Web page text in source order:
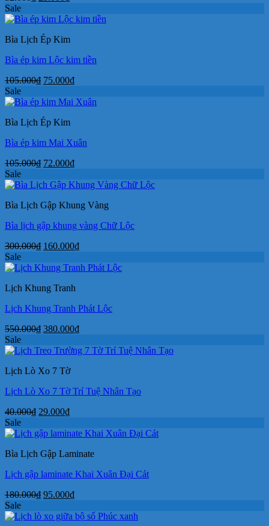
là:
tại
23.000₫.
Sale
Bìa Lịch Ép Kim
Bìa ép kim Lộc kim tiền
105.000₫ Giá
là:
75.000₫Giá
tại
Sale
Bìa Lịch Ép Kim
Bìa ép kim Mai Xuân
105.000₫ Giá
là:
72.000₫Giá
tại
72.000₫.
Sale
Bìa Lịch Gập Khung Vàng
Bìa lịch gập khung vàng Chữ Lộc
300.000₫ Giá
là:
160.000₫Giá
tại
Sale
Lịch Khung Tranh
Lịch Khung Tranh Phát Lộc
550.000₫ Giá
là:
380.000₫Giá
tại
Sale
Lịch Lò Xo 7 Tờ
Lịch Lò Xo 7 Tờ Trí Tuệ Nhân Tạo
40.000₫ Giá
là:
29.000₫Giá
tại
29.000₫.
Sale
Bìa Lịch Gập Laminate
Lịch gập laminate Khai Xuân Đại Cát
180.000₫ Giá
là:
95.000₫Giá
tại
Sale